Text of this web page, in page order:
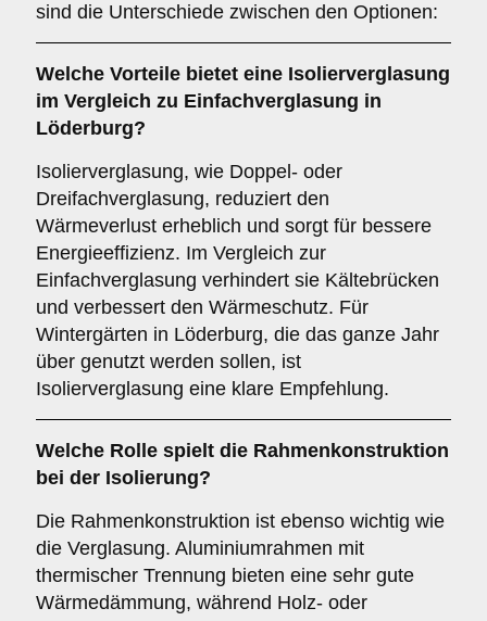
sind die Unterschiede zwischen den Optionen:
Welche Vorteile bietet eine Isolierverglasung
im Vergleich zu Einfachverglasung in
Löderburg?
Isolierverglasung, wie Doppel- oder
Dreifachverglasung, reduziert den
Wärmeverlust erheblich und sorgt für bessere
Energieeffizienz. Im Vergleich zur
Einfachverglasung verhindert sie Kältebrücken
und verbessert den Wärmeschutz. Für
Wintergärten in Löderburg, die das ganze Jahr
über genutzt werden sollen, ist
Isolierverglasung eine klare Empfehlung.
Welche Rolle spielt die Rahmenkonstruktion
bei der Isolierung?
Die Rahmenkonstruktion ist ebenso wichtig wie
die Verglasung. Aluminiumrahmen mit
thermischer Trennung bieten eine sehr gute
Wärmedämmung, während Holz- oder